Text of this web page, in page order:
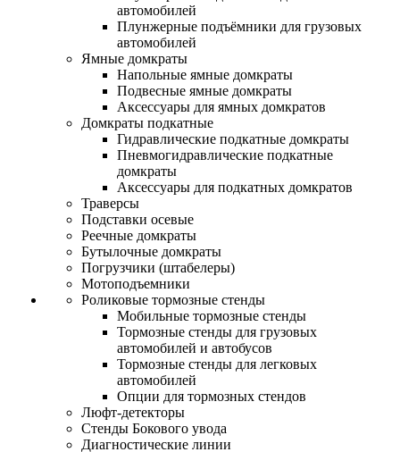
автомобилей
Плунжерные подъёмники для грузовых
автомобилей
Ямные домкраты
Напольные ямные домкраты
Подвесные ямные домкраты
Аксессуары для ямных домкратов
Домкраты подкатные
Гидравлические подкатные домкраты
Пневмогидравлические подкатные
домкраты
Аксессуары для подкатных домкратов
Траверсы
Подставки осевые
Реечные домкраты
Бутылочные домкраты
Погрузчики (штабелеры)
Мотоподъемники
Роликовые тормозные стенды
Мобильные тормозные стенды
Тормозные стенды для грузовых
автомобилей и автобусов
Тормозные стенды для легковых
автомобилей
Опции для тормозных стендов
Люфт-детекторы
Стенды Бокового увода
Диагностические линии